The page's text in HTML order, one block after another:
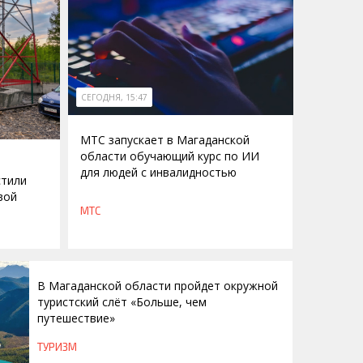
СЕГОДНЯ, 15:47
МТС запускает в Магаданской
области обучающий курс по ИИ
для людей с инвалидностью
МТС
В Магаданской области пройдет окружной
туристский слёт «Больше, чем
путешествие»
ТУРИЗМ